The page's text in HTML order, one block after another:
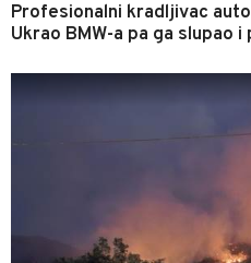
Profesionalni kradljivac
Ukrao BMW-a pa ga slupao i